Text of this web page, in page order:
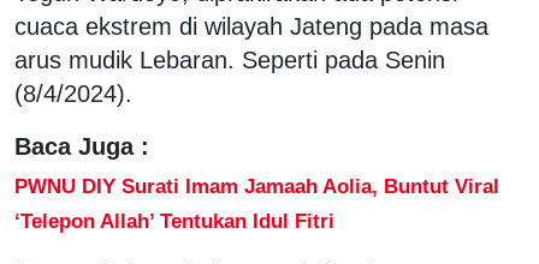
cuaca ekstrem di wilayah Jateng pada masa
arus mudik Lebaran. Seperti pada Senin
(8/4/2024).
Baca Juga :
PWNU DIY Surati Imam Jamaah Aolia, Buntut Viral
‘Telepon Allah’ Tentukan Idul Fitri